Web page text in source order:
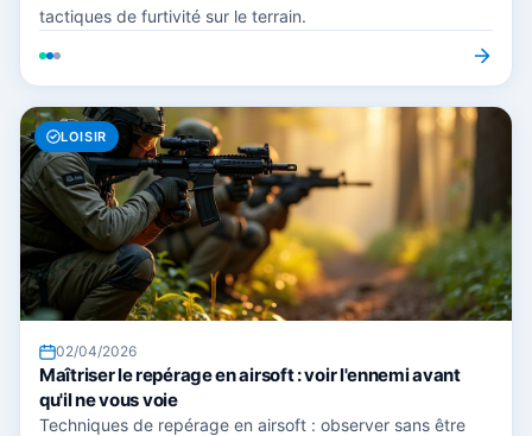
tactiques de furtivité sur le terrain.
LOISIR
02/04/2026
Maîtriser le repérage en airsoft : voir l'ennemi avant
qu'il ne vous voie
Techniques de repérage en airsoft : observer sans être